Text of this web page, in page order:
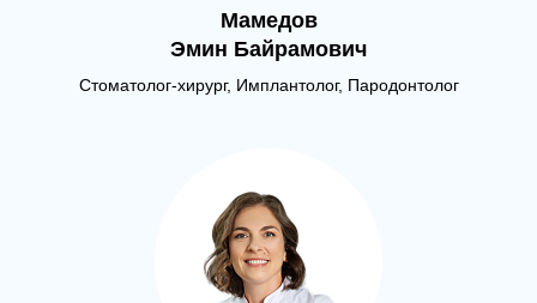
Мамедов
Эмин Байрамович
Стоматолог-хирург, Имплантолог, Пародонтолог